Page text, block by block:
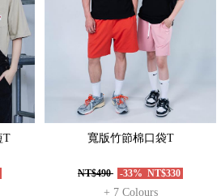
T 寬版竹節棉口袋T
NT$490 -33% NT$330
+ 7 Colours